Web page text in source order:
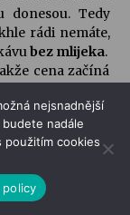
donesou. Tedy
rádi nemáte,
bez mlijeka.
cena začíná
ten dortíček
nepochodíte.
a tvrdém
musíte
nejsnadnější
nadále
použitím cookies
policy